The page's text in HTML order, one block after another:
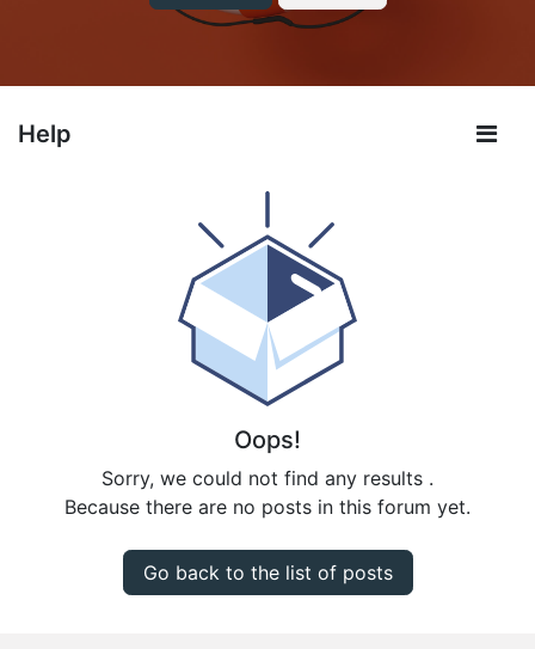
Help
Oops!
Sorry, we could not find any results .
Because there are no posts in this forum yet.
Go back to the list of posts